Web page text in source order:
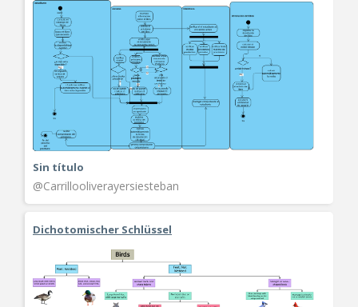
Sin título
@Carrillooliverayersiesteban
Dichotomischer Schlüssel